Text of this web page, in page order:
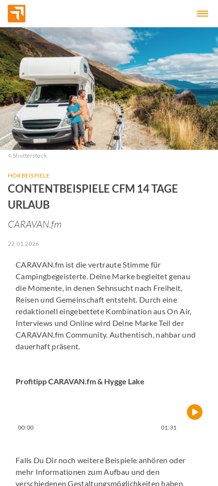
Shutterstock
HÖRBEISPIELE
CONTENTBEISPIELE CFM 14 TAGE
URLAUB
CARAVAN.fm
22.01.2026
CARAVAN.fm ist die vertraute Stimme für
Campingbegeisterte. Deine Marke begleitet genau
die Momente, in denen Sehnsucht nach Freiheit,
Reisen und Gemeinschaft entsteht. Durch eine
redaktionell eingebettete Kombination aus On Air,
Interviews und Online wird Deine Marke Teil der
CARAVAN.fm Community. Authentisch, nahbar und
dauerhaft präsent.
Profitipp CARAVAN.fm & Hygge Lake
00:00 01:31
Falls Du Dir noch weitere Beispiele anhören oder
mehr Informationen zum Aufbau und den
verschiedenen Gestaltungsmöglichkeiten haben